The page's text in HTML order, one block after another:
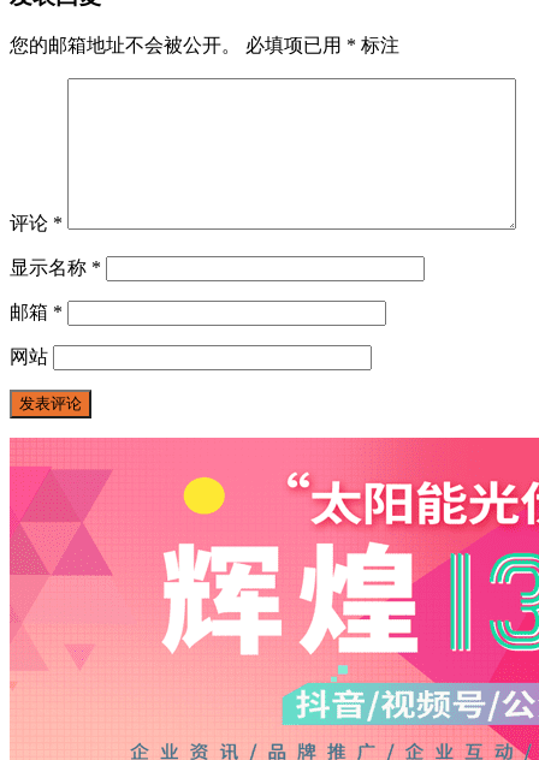
您的邮箱地址不会被公开。 必填项已用 * 标注
评论 *
显示名称 *
邮箱 *
网站